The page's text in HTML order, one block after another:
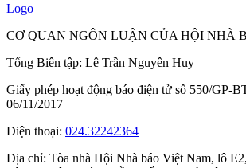
Logo
CƠ QUAN NGÔN LUẬN CỦA HỘI NHÀ
Tổng Biên tập: Lê Trần Nguyên Huy
Giấy phép hoạt động báo điện tử số 550/GP-
06/11/2017
Điện thoại: 024.32242364
Địa chỉ: Tòa nhà Hội Nhà báo Việt Nam, lô